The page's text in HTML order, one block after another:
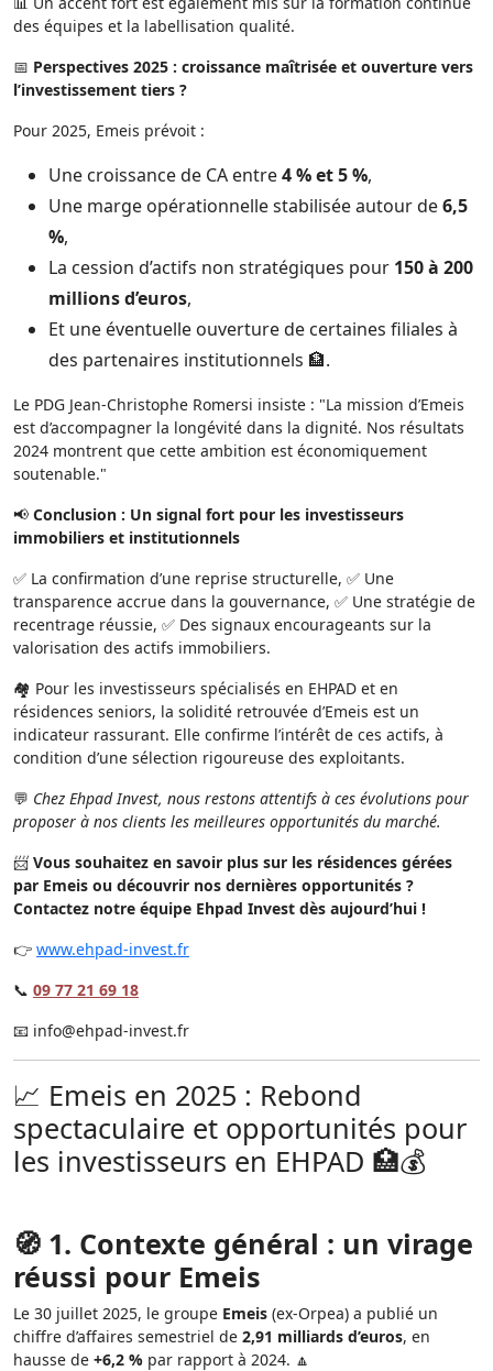
des équipes et la labellisation qualité.
📅 Perspectives 2025 : croissance maîtrisée et ouverture vers
l’investissement tiers ?
Pour 2025, Emeis prévoit :
Une croissance de CA entre4 % et 5 %,
Une marge opérationnelle stabilisée autour de6,5
%,
La cession d’actifs non stratégiques pour 150 à 200
millions d’euros,
Et une éventuelle ouverture de certaines filiales à
des partenaires institutionnels 🏦.
Le PDG Jean-Christophe Romersi insiste : "La mission d’Emeis
est d’accompagner la longévité dans la dignité. Nos résultats
2024 montrent que cette ambition est économiquement
soutenable."
📢 Conclusion : Un signal fort pour les investisseurs
immobiliers et institutionnels
✅ La confirmation d’une reprise structurelle, ✅ Une
transparence accrue dans la gouvernance, ✅ Une stratégie de
recentrage réussie, ✅ Des signaux encourageants sur la
valorisation des actifs immobiliers.
🏘️ Pour les investisseurs spécialisés en EHPAD et en
résidences seniors, la solidité retrouvée d’Emeis est un
indicateur rassurant. Elle confirme l’intérêt de ces actifs, à
condition d’une sélection rigoureuse des exploitants.
💬 Chez Ehpad Invest, nous restons attentifs à ces évolutions pour
proposer à nos clients les meilleures opportunités du marché.
📨 Vous souhaitez en savoir plus sur les résidences gérées
par Emeis ou découvrir nos dernières opportunités ?
Contactez notre équipe Ehpad Invest dès aujourd’hui !
👉 www.ehpad-invest.fr
📞 09 77 21 69 18
📧 info@ehpad-invest.fr
📈 Emeis en 2025 : Rebond
spectaculaire et opportunités pour
les investisseurs en EHPAD 🏥💰
🧭 1. Contexte général : un virage
réussi pour Emeis
Le 30 juillet 2025, le groupe Emeis (ex-Orpea) a publié un
chiffre d’affaires semestriel de 2,91 milliards d’euros, en
hausse de +6,2 % par rapport à 2024. 🔼